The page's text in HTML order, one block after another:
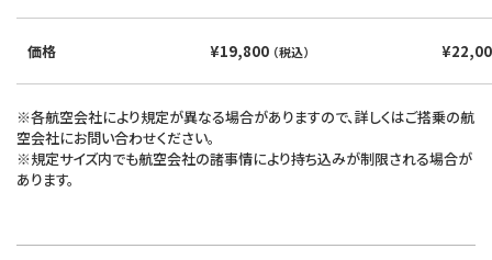
価格 ¥19,800 （税込）
※各航空会社により規定が異なる場合がありますので、詳しくはご搭乗の航
空会社にお問い合わせください。
※規定サイズ内でも航空会社の諸事情により持ち込みが制限される場合が
あります。